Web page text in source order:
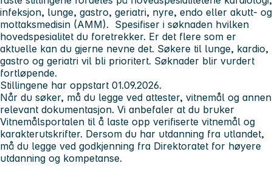
infeksjon, lunge, gastro, geriatri, nyre, endo eller akutt- og
mottaksmedisin (AMM). Spesifiser i søknaden hvilken
hovedspesialitet du foretrekker. Er det flere som er
aktuelle kan du gjerne nevne det. Søkere til lunge, kardio,
gastro og geriatri vil bli prioritert. Søknader blir vurdert
fortløpende.
Stillingene har oppstart 01.09.2026.
Når du søker, må du legge ved attester, vitnemål og annen
relevant dokumentasjon. Vi anbefaler at du bruker
Vitnemålsportalen til å laste opp verifiserte vitnemål og
karakterutskrifter. Dersom du har utdanning fra utlandet,
må du legge ved godkjenning fra Direktoratet for høyere
utdanning og kompetanse.